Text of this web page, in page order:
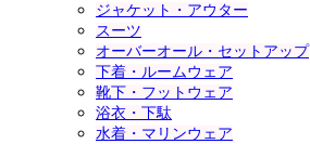
ジャケット・アウター
スーツ
オーバーオール・セットアップ
下着・ルームウェア
靴下・フットウェア
浴衣・下駄
水着・マリンウェア